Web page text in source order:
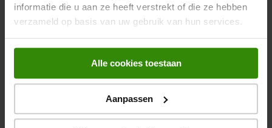
informatie die u aan ze heeft verstrekt of die ze hebben
verzameld op basis van uw gebruik van hun services.
Alle cookies toestaan
Aanpassen
Expert Roden
Expert Dirksland
Expert Haren